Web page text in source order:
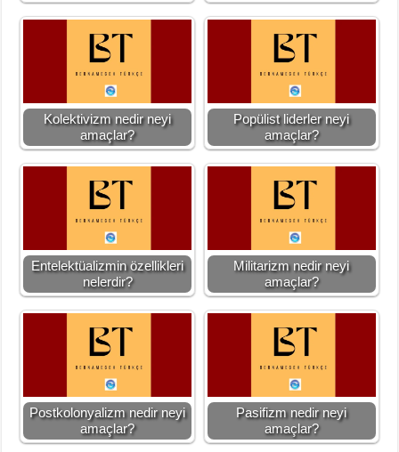
Kolektivizm nedir neyi
amaçlar?
Popülist liderler neyi
amaçlar?
Entelektüalizmin özellikleri
nelerdir?
Militarizm nedir neyi
amaçlar?
Postkolonyalizm nedir neyi
amaçlar?
Pasifizm nedir neyi
amaçlar?